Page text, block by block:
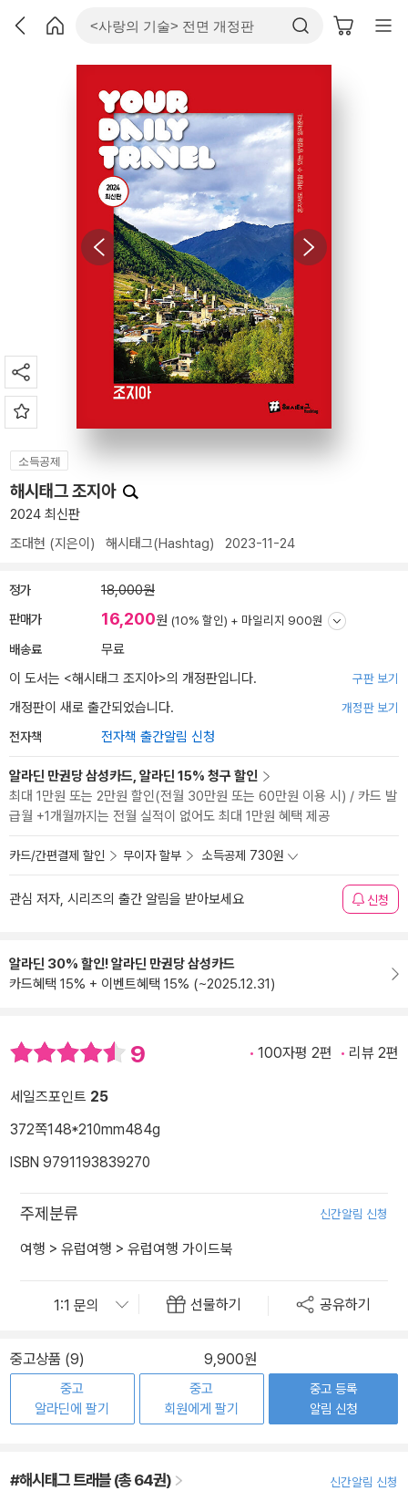
소득공제
해시태그 조지아
2024 최신판
조대현 (지은이) 해시태그(Hashtag) 2023-11-24
정가 18,000원
판매가 16,200원 (10% 할인) + 마일리지 900원
배송료
무료
이 도서는 <해시태그 조지아>의 개정판입니다. 구판 보기
개정판이 새로 출간되었습니다. 개정판 보기
전자책 전자책 출간알림 신청
알라딘 만권당 삼성카드, 알라딘 15% 청구 할인
최대 1만원 또는 2만원 할인(전월 30만원 또는 60만원 이용 시) / 카드 발
급월 +1개월까지는 전월 실적이 없어도 최대 1만원 혜택 제공
카드/간편결제 할인 무이자 할부 소득공제 730원
관심 저자, 시리즈의 출간 알림을 받아보세요 신청
알라딘 30% 할인! 알라딘 만권당 삼성카드
카드혜택 15% + 이벤트혜택 15% (~2025.12.31)
9 100자평 2편 리뷰 2편
세일즈포인트 25
372쪽148*210mm484g
ISBN 9791193839270
주제분류 신간알림 신청
여행 > 유럽여행 > 유럽여행 가이드북
선물하기 공유하기
중고상품 (9) 9,900원
중고
알라딘에 팔기
중고
회원에게 팔기
중고 등록
알림 신청
#해시태그 트래블 (총 64권) 신간알림 신청